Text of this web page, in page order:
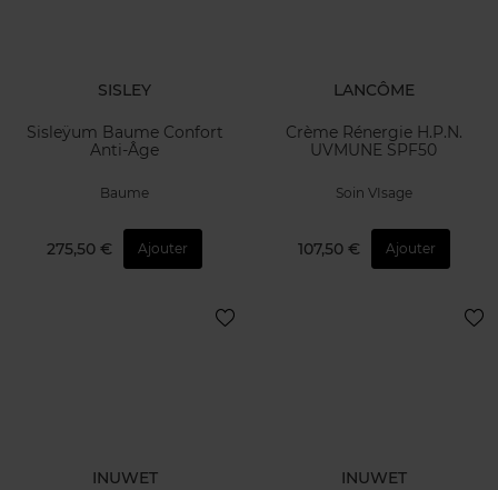
SISLEY
Sisleÿum Baume Confort
Anti-Âge
Baume
275,50 € Ajouter
LANCÔME
Crème Rénergie H.P.N.
UVMUNE SPF50
Soin VIsage
107,50 € Ajouter
INUWET INUWET